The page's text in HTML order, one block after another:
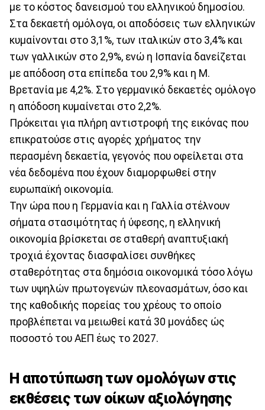
με το κόστος δανεισμού του ελληνικού δημοσίου.
Στα δεκαετή ομόλογα, οι αποδόσεις των ελληνικών
κυμαίνονται στο 3,1%, των ιταλικών στο 3,4% και
των γαλλικών στο 2,9%, ενώ η Ισπανία δανείζεται
με απόδοση στα επίπεδα του 2,9% και η Μ.
Βρετανία με 4,2%. Στο γερμανικό δεκαετές ομόλογο
η απόδοση κυμαίνεται στο 2,2%.
Πρόκειται για πλήρη αντιστροφή της εικόνας που
επικρατούσε στις αγορές χρήματος την
περασμένη δεκαετία, γεγονός που οφείλεται στα
νέα δεδομένα που έχουν διαμορφωθεί στην
ευρωπαϊκή οικονομία.
Την ώρα που η Γερμανία και η Γαλλία στέλνουν
σήματα στασιμότητας ή ύφεσης, η ελληνική
οικονομία βρίσκεται σε σταθερή αναπτυξιακή
τροχιά έχοντας διασφαλίσει συνθήκες
σταθερότητας στα δημόσια οικονομικά τόσο λόγω
των υψηλών πρωτογενών πλεονασμάτων, όσο και
της καθοδικής πορείας του χρέους το οποίο
προβλέπεται να μειωθεί κατά 30 μονάδες ώς
ποσοστό του ΑΕΠ έως το 2027.
Η αποτύπωση των ομολόγων στις
εκθέσεις των οίκων αξιολόγησης